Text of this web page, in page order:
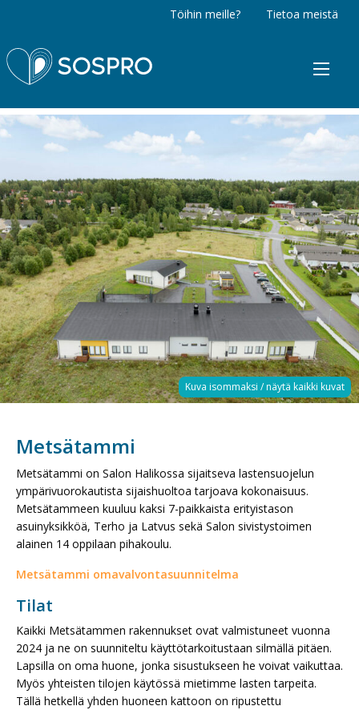
Tietoa meistä
Töihin meille?
Sospro
Metsätammi
Metsätammi on Salon Halikossa sijaitseva lastensuojelun
ympärivuorokautista sijaishuoltoa tarjoava kokonaisuus.
Metsätammeen kuuluu kaksi 7-paikkaista erityistason
asuinyksikköä, Terho ja Latvus sekä Salon sivistystoimen
alainen 14 oppilaan pihakoulu.
Metsätammi omavalvontasuunnitelma
Tilat
Kaikki Metsätammen rakennukset ovat valmistuneet vuonna
2024 ja ne on suunniteltu käyttötarkoitustaan silmällä pitäen.
Lapsilla on oma huone, jonka sisustukseen he voivat vaikuttaa.
Myös yhteisten tilojen käytössä mietimme lasten tarpeita.
Tällä hetkellä yhden huoneen kattoon on ripustettu